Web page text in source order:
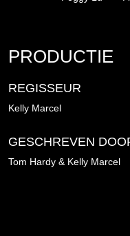
PRODUCTIE
REGISSEUR
Kelly Marcel
GESCHREVEN
Tom Hardy & Kelly Marcel